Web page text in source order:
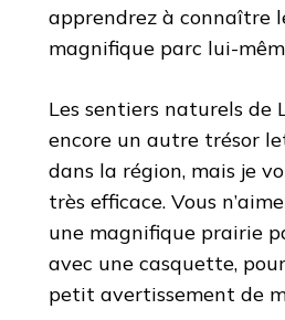
apprendrez à connaître
magnifique parc lui-
Les sentiers naturels
encore un autre trésor
dans la région, mais je
très efficace. Vous
une magnifique prairie
avec une casquette,
petit avertissement de